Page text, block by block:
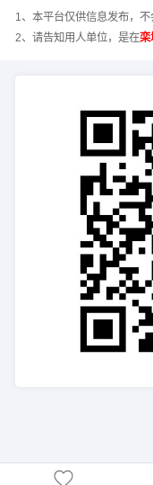
1、本平台仅供信息发布，不
2、请告知用人单位，是在栾